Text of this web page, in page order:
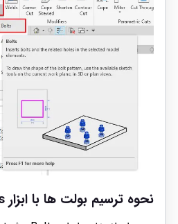
نحوه ترسیم بولت ها با ابزار Bolts در رویت